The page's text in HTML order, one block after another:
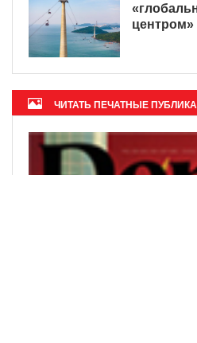
центром»
ЧИТАТЬ ПЕЧАТНЫЕ